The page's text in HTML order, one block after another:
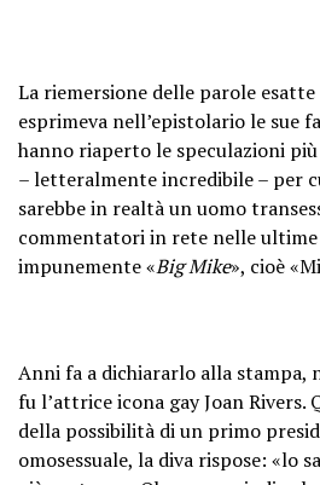
La riemersione delle parole esatte
esprimeva nell’epistolario le sue
hanno riaperto le speculazioni
– letteralmente incredibile – per
sarebbe in realtà un uomo
commentatori in rete nelle ultime
impunemente «Big Mike», cioè
Anni fa a dichiararlo alla stampa,
fu l’attrice icona gay Joan Rivers.
della possibilità di un primo
omosessuale, la diva rispose: «lo